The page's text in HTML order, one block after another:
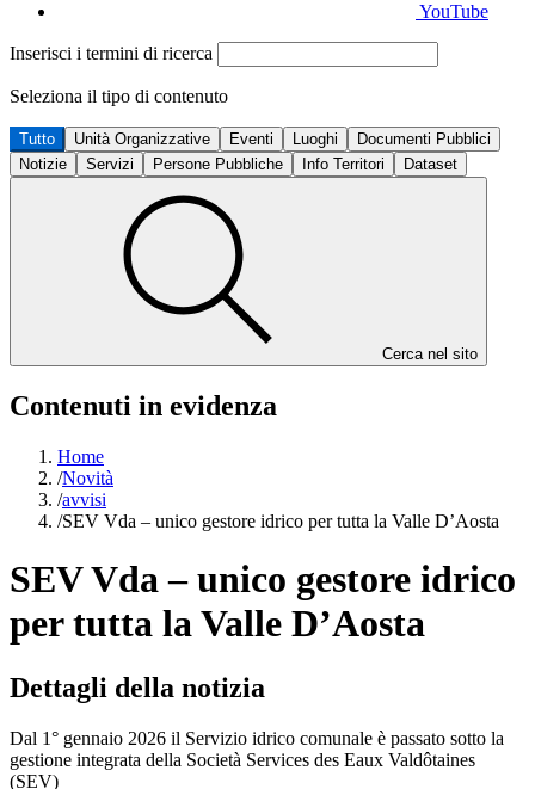
YouTube
Inserisci i termini di ricerca
Seleziona il tipo di contenuto
Tutto Unità Organizzative Eventi Luoghi
Documenti Pubblici
Notizie
Servizi Persone Pubbliche Info Territori Dataset
Cerca nel sito
Contenuti in evidenza
Home
/Novità
/avvisi
/SEV Vda – unico gestore idrico per tutta la Valle D’Aosta
SEV Vda – unico gestore idrico
per tutta la Valle D’Aosta
Dettagli della notizia
Dal 1° gennaio 2026 il Servizio idrico comunale è passato sotto la
gestione integrata della Società Services des Eaux Valdôtaines
(SEV)